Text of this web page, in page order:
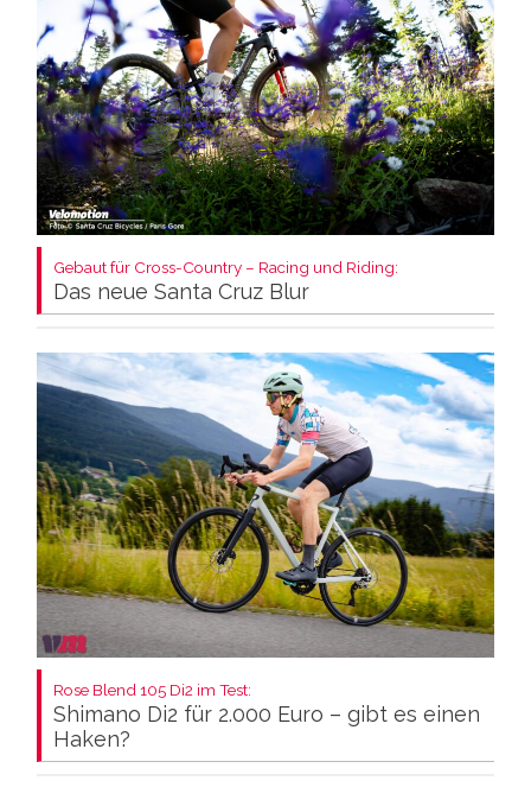
Gebaut für Cross-Country – Racing und Riding:
Das neue Santa Cruz Blur
Rose Blend 105 Di2 im Test:
Shimano Di2 für 2.000 Euro – gibt es einen
Haken?